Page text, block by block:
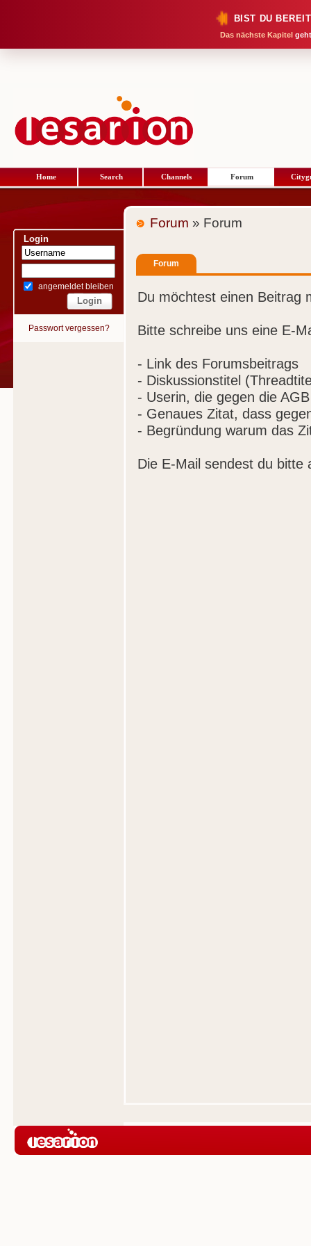
BIST DU
Das nächste Kapitel
Home Search Channels Forum
Login
angemeldet bleiben
Passwort vergessen?
Forum » Forum
Forum
Du möchtest einen Beitrag
Bitte schreibe uns eine E-
- Link des Forumsbeitrags
- Diskussionstitel
- Userin, die gegen die
- Genaues Zitat, dass
- Begründung warum das
Die E-Mail sendest du bitte